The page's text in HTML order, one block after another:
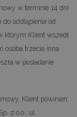
w terminie 14 dni
odstąpienia od
którym Klient wszedł
osoba trzecia inna
w posiadanie
Klient powinien
z o.o., ul.